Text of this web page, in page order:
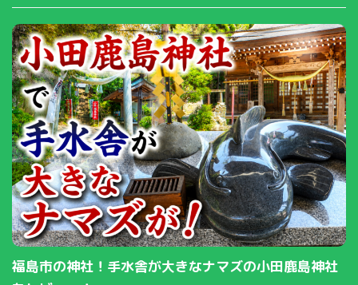
福島市の神社！手水舎が大きなナマズの小田鹿島神社